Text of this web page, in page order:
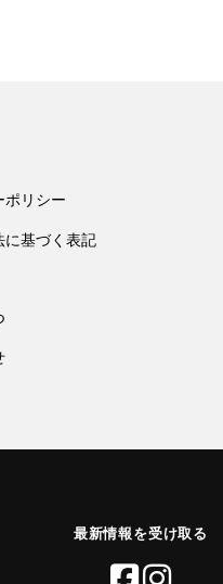
ポリシー
に基づく表記
最新情報を受け取る